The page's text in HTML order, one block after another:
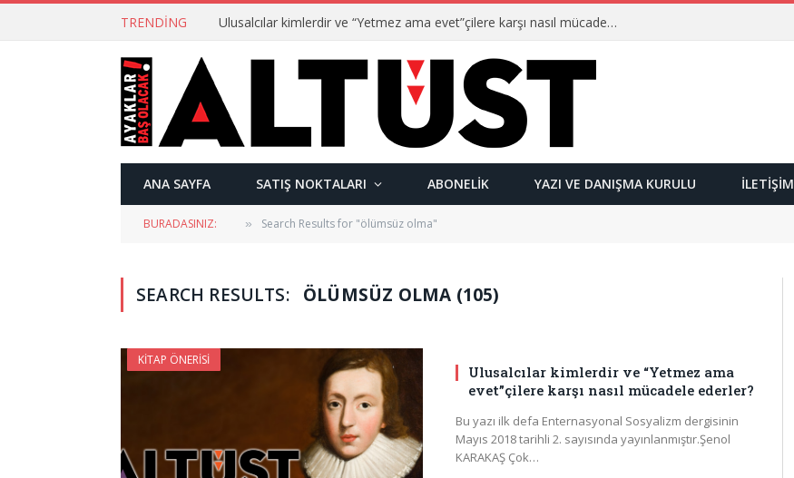
TRENDING Ulusalcılar kimlerdir ve “Yetmez ama evet”çilere karşı nasıl mücadele ederler?
ANA SAYFA SATIŞ NOKTALARI ABONELIK YAZI VE DANIŞMA KURULU İLETIŞIM
BURADASINIZ: » Search Results for "ölümsüz olma"
SEARCH RESULTS: ÖLÜMSÜZ OLMA (105)
KITAP ÖNERISI
Ulusalcılar kimlerdir ve “Yetmez ama
evet”çilere karşı nasıl mücadele ederler?
Bu yazı ilk defa Enternasyonal Sosyalizm dergisinin
Mayıs 2018 tarihli 2. sayısında yayınlanmıştır.Şenol
KARAKAŞ Çok…